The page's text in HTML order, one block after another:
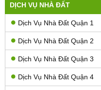
DỊCH VỤ NHÀ ĐẤT
Dịch Vụ Nhà Đất Quận 1
Dịch Vụ Nhà Đất Quận 2
Dịch Vụ Nhà Đất Quận 3
Dịch Vụ Nhà Đất Quận 4